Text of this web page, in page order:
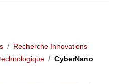
Recherche Innovations
CyberNano